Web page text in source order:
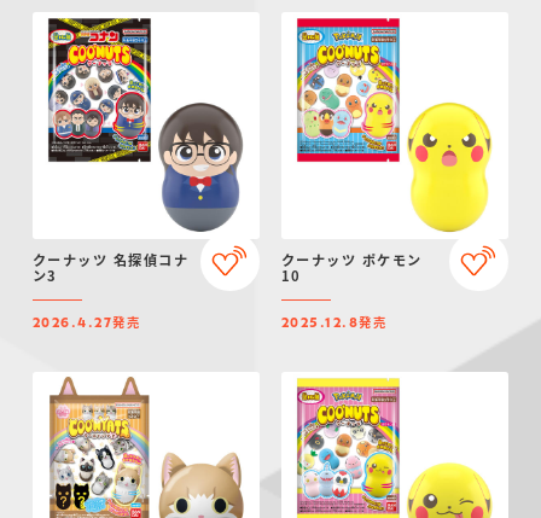
PROJECT R.E.D.・
スーパー戦隊シリー
ポケットモンスター
サンリオキャラクタ
ーズ
SMPシリーズ キャラデコ
クーナッツ 名探偵コナ
ン3
2026.4.27発売
クーナッツ ポケモン
10
2025.12.8発売